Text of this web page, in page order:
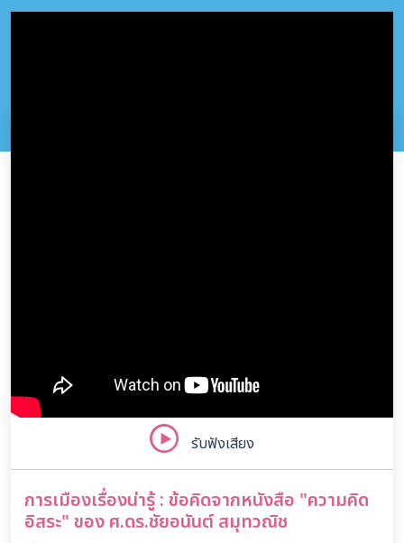
รับฟังเสียง
การเมืองเรื่องน่ารู้ : ข้อคิดจากหนังสือ "ความคิด
อิสระ" ของ ศ.ดร.ชัยอนันต์ สมุทวณิช